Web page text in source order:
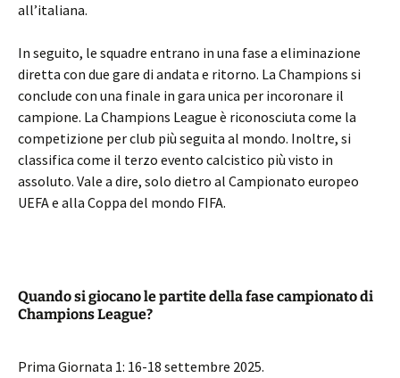
all’italiana.
In seguito, le squadre entrano in una fase a eliminazione
diretta con due gare di andata e ritorno. La Champions si
conclude con una finale in gara unica per incoronare il
campione. La Champions League è riconosciuta come la
competizione per club più seguita al mondo. Inoltre, si
classifica come il terzo evento calcistico più visto in
assoluto. Vale a dire, solo dietro al Campionato europeo
UEFA e alla Coppa del mondo FIFA.
Quando si giocano le partite della fase campionato di
Champions League?
Prima Giornata 1: 16-18 settembre 2025.